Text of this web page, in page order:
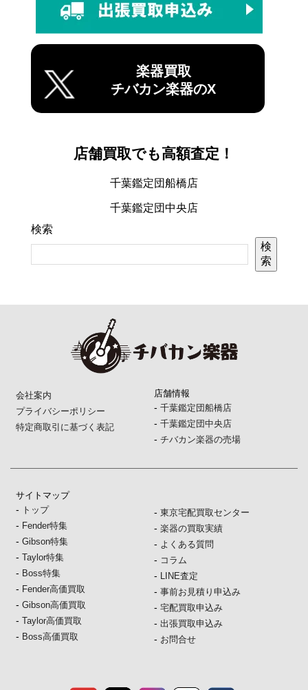
楽器買取
チバカン楽器のX
店舗買取でも高額査定！
千葉鑑定団船橋店
千葉鑑定団中央店
検索
検
索
会社案内
プライバシーポリシー
特定商取引に基づく表記
店舗情報
- 千葉鑑定団船橋店
- 千葉鑑定団中央店
- チバカン楽器の売場
サイトマップ
- トップ
- Fender特集
-Gibson特集
-Taylor特集
- Boss特集
- Fender高価買取
-Gibson高価買取
-Taylor高価買取
- Boss高価買取
- 東京宅配買取センター
- 楽器の買取実績
- よくある質問
- コラム
- LINE査定
- 事前お見積り申込み
- 宅配買取申込み
- 出張買取申込み
- お問合せ